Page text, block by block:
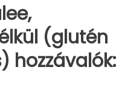
(glutén
hozzávalók: